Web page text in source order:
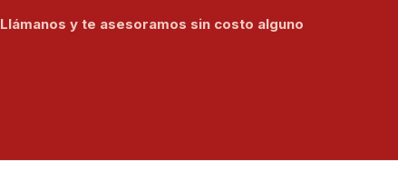
Llámanos y te asesoramos sin costo alguno